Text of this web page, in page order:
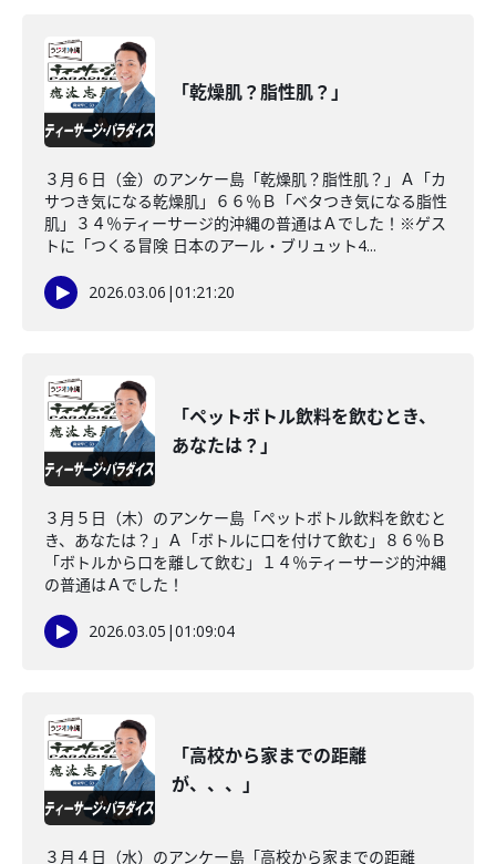
「乾燥肌？脂性肌？」
３月６日（金）のアンケー島「乾燥肌？脂性肌？」Ａ「カ
サつき気になる乾燥肌」６６％Ｂ「ベタつき気になる脂性
肌」３４％ティーサージ的沖縄の普通はＡでした！※ゲス
トに「つくる冒険 日本のアール・ブリュット4...
2026.03.06 |01:21:20
「ペットボトル飲料を飲むとき、
あなたは？」
３月５日（木）のアンケー島「ペットボトル飲料を飲むと
き、あなたは？」Ａ「ボトルに口を付けて飲む」８６％Ｂ
「ボトルから口を離して飲む」１４％ティーサージ的沖縄
の普通はＡでした！
2026.03.05 |01:09:04
「高校から家までの距離
が、、、」
３月４日（水）のアンケー島「高校から家までの距離